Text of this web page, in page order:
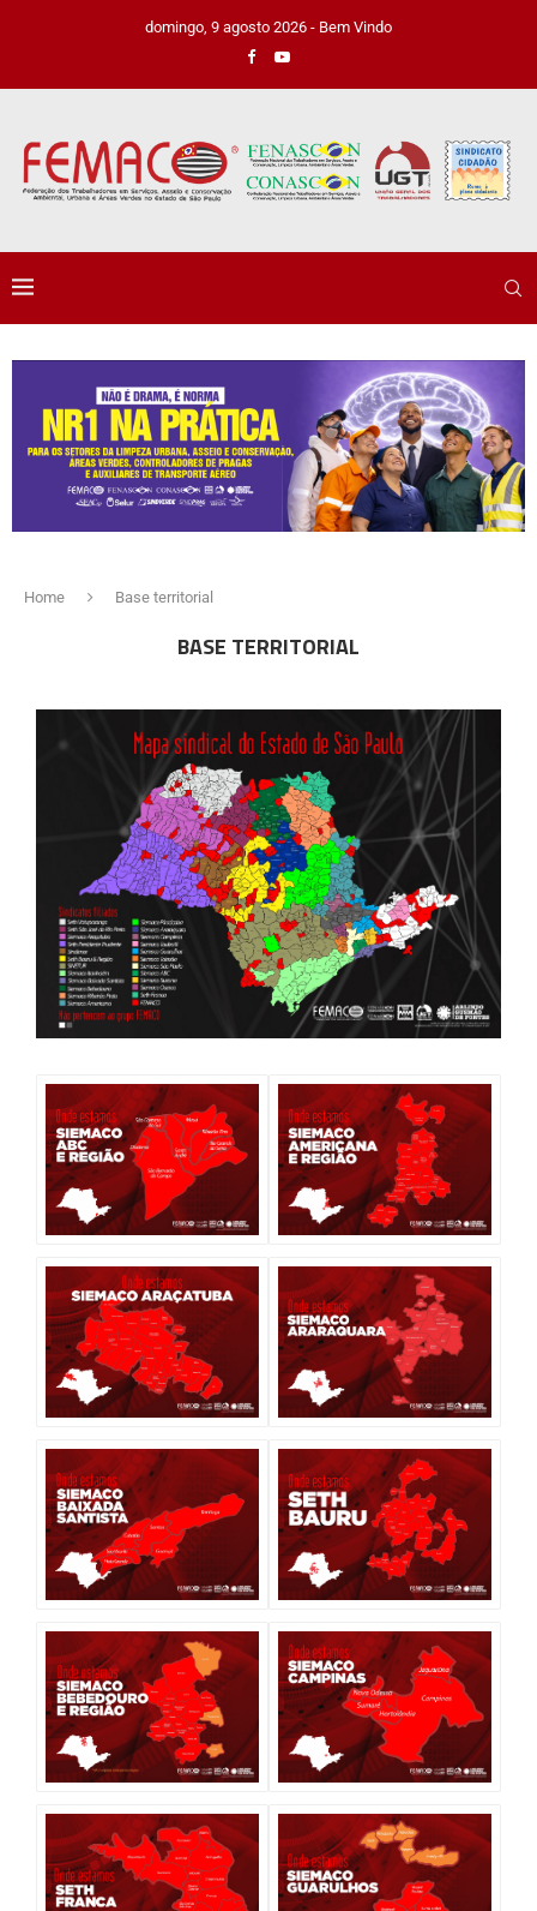
domingo, 9 agosto 2026 - Bem Vindo
Home Base territorial
BASE TERRITORIAL